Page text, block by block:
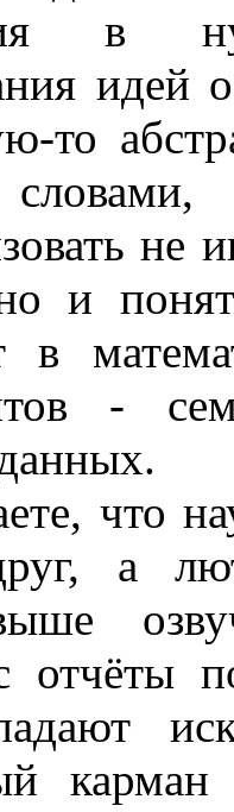
в
идей
то
не
и
в
-
что
а
отчёты